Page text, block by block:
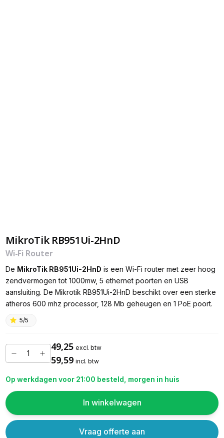
MikroTik RB951Ui-2HnD
Wi-Fi Router
De MikroTik RB951Ui-2HnD is een Wi-Fi router met zeer hoog
zendvermogen tot 1000mw, 5 ethernet poorten en USB
aansluiting. De Mikrotik RB951Ui-2HnD beschikt over een sterke
atheros 600 mhz processor, 128 Mb geheugen en 1 PoE poort.
5/5
49,25 excl. btw
59,59 incl. btw
Op werkdagen voor 21:00 besteld, morgen in huis
In winkelwagen
Vraag offerte aan